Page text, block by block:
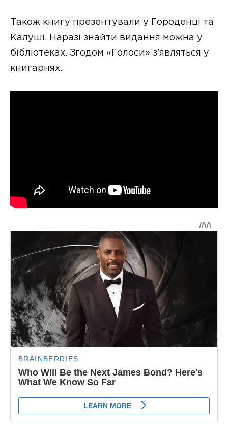
Також книгу презентували у Городенці та
Калуші. Наразі знайти видання можна у
бібліотеках. Згодом «Голоси» з’являться у
книгарнях.